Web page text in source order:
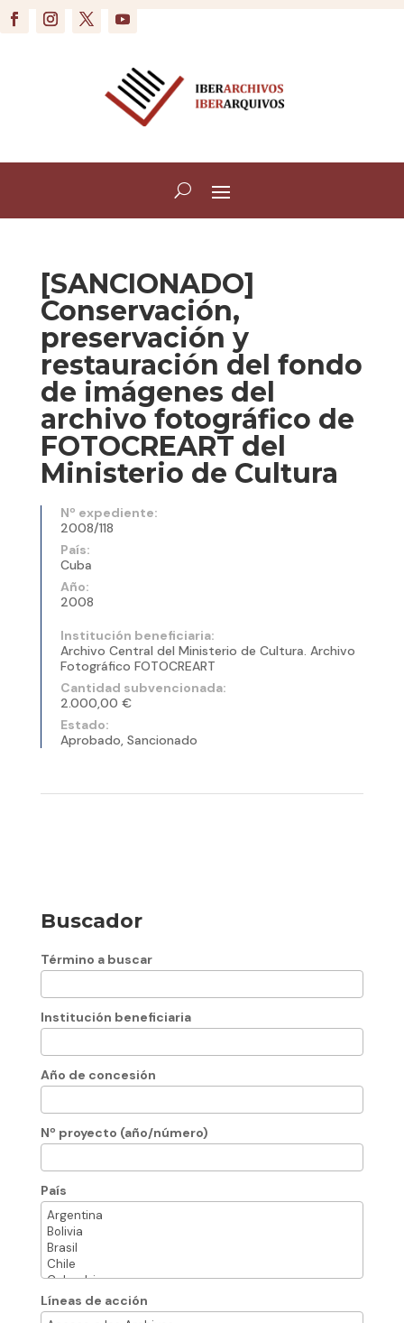
[SANCIONADO]
Conservación,
preservación y
restauración del fondo
de imágenes del
archivo fotográfico de
FOTOCREART del
Ministerio de Cultura
Nº expediente:
2008/118
País:
Cuba
Año:
2008
Institución beneficiaria:
Archivo Central del Ministerio de Cultura. Archivo
Fotográfico FOTOCREART
Cantidad subvencionada:
2.000,00 €
Estado:
Aprobado, Sancionado
Buscador
Término a buscar
Institución beneficiaria
Año de concesión
Nº proyecto (año/número)
País
Líneas de acción